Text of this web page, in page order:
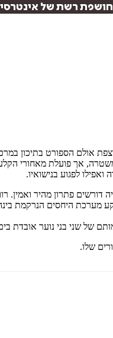
חושפת רשת של
אולם הספורט בתיכון
אך פועלת מאחורי הקלעים
לפגוע בנישואיו.
דורשים פתרון מהיר
מערכת היחסים הנרקמת
של שני בני נוער אובדת בים
שלו.